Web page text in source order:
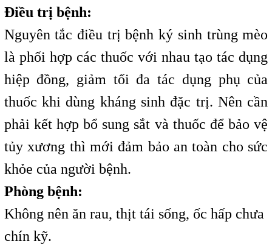
Điều trị bệnh:
Nguyên tắc điều trị bệnh ký sinh trùng mèo
là phối hợp các thuốc với nhau tạo tác dụng
hiệp đồng, giảm tối đa tác dụng phụ của
thuốc khi dùng kháng sinh đặc trị. Nên cần
phải kết hợp bổ sung sắt và thuốc để bảo vệ
tủy xương thì mới đảm bảo an toàn cho sức
khỏe của người bệnh.
Phòng bệnh:
Không nên ăn rau, thịt tái sống, ốc hấp chưa
chín kỹ.